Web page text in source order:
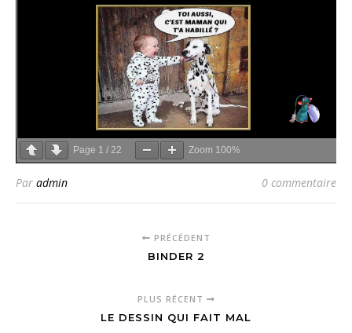
Page 1 / 22 Zoom 100%
Par admin 0 commentaire
PRÉCÉDENT
BINDER 2
PLUS RÉCENT
LE DESSIN QUI FAIT MAL